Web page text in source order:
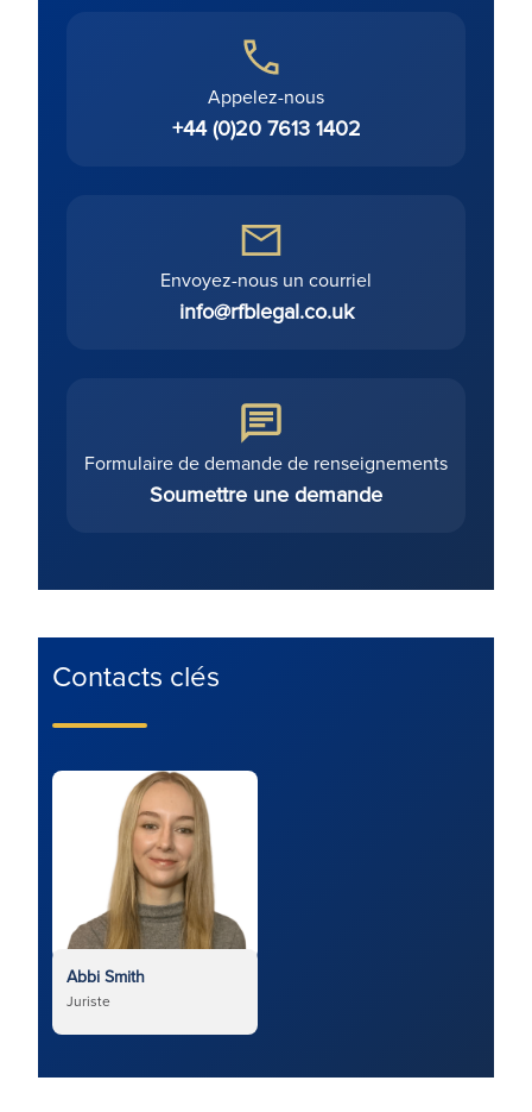
Appelez-nous
+44 (0)20 7613 1402
Envoyez-nous un courriel
info@rfblegal.co.uk
Formulaire de demande de renseignements
Soumettre une demande
Contacts clés
Abbi Smith
Juriste